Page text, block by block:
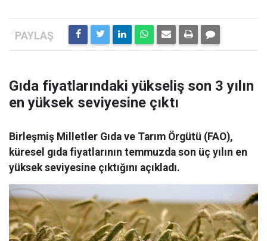
Gıda fiyatlarındaki yükseliş son 3 yılın
en yüksek seviyesine çıktı
Birleşmiş Milletler Gıda ve Tarım Örgütü (FAO),
küresel gıda fiyatlarının temmuzda son üç yılın en
yüksek seviyesine çıktığını açıkladı.